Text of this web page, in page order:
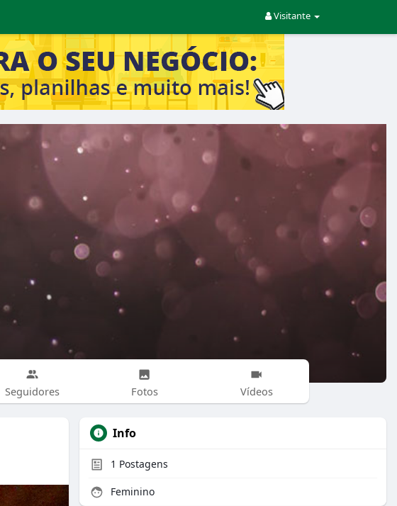
Visitante
Seguidores Fotos Vídeos
Info
1 Postagens
Feminino